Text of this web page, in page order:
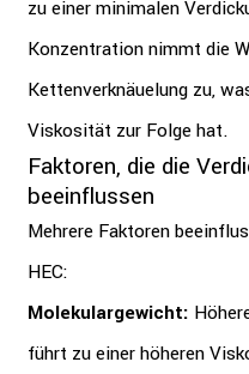
zu einer minimalen
Konzentration nimmt die
Kettenverknäuelung zu,
Viskosität zur Folge hat.
Faktoren, die die
beeinflussen
Mehrere Faktoren
HEC:
Molekulargewicht:
führt zu einer höheren